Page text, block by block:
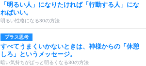
「明るい人」になりたければ「行動する人」にな
ればいい。
明るい性格になる30の方法
プラス思考
すべてうまくいかないときは、神様からの「休憩
しろ」というメッセージ。
暗い気持ちがぱっと明るくなる30の方法